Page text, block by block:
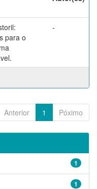
para o
-
Anterior 1 Póximo
1
1